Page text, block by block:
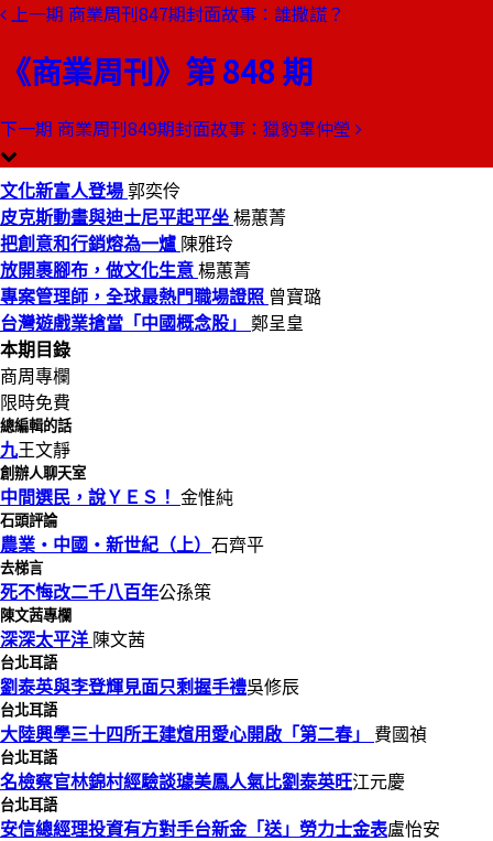
上一期 商業周刊847期封面故事：誰撒謊？
《商業周刊》第 848 期
下一期 商業周刊849期封面故事：獵豹辜仲瑩
本期目錄
文化新富人登場
文化新富人登場 郭奕伶
皮克斯動畫與迪士尼平起平坐 楊蕙菁
把創意和行銷熔為一爐 陳雅玲
放開裹腳布，做文化生意 楊蕙菁
專案管理師，全球最熱門職場證照 曾寶璐
台灣遊戲業搶當「中國概念股」 鄭呈皇
本期目錄
商周專欄
限時免費
總編輯的話
九王文靜
創辦人聊天室
中間選民，說ＹＥＳ！ 金惟純
石頭評論
農業‧中國‧新世紀（上） 石齊平
去梯言
死不悔改二千八百年公孫策
陳文茜專欄
深深太平洋 陳文茜
台北耳語
劉泰英與李登輝見面只剩握手禮吳修辰
台北耳語
大陸興學三十四所王建煊用愛心開啟「第二春」 費國禎
台北耳語
名檢察官林錦村經驗談璩美鳳人氣比劉泰英旺江元慶
台北耳語
安信總經理投資有方對手台新金「送」勞力士金表盧怡安